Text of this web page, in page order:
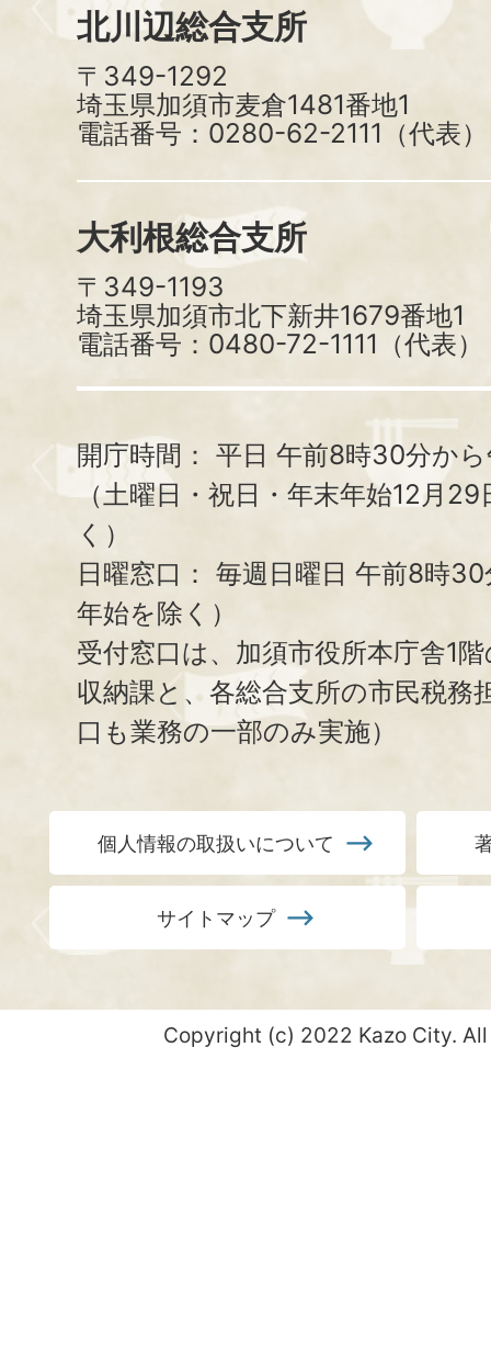
北川辺総合支所
〒349-1292
埼玉県加須市麦倉1481番地1
電話番号：0280-62-2111（代表）
大利根総合支所
〒349-1193
埼玉県加須市北下新井1679番地1
電話番号：0480-72-1111（代表）
開庁時間： 平日 午前8時30分か
（土曜日・祝日・年末年始12月
く）
日曜窓口： 毎週日曜日 午前8時
年始を除く）
受付窓口は、加須市役所本庁舎1
収納課と、 各総合支所の市民税務
口も業務の一部のみ実施）
個人情報の取扱いについて
サイトマップ
Copyright (c) 2022 Kazo City.